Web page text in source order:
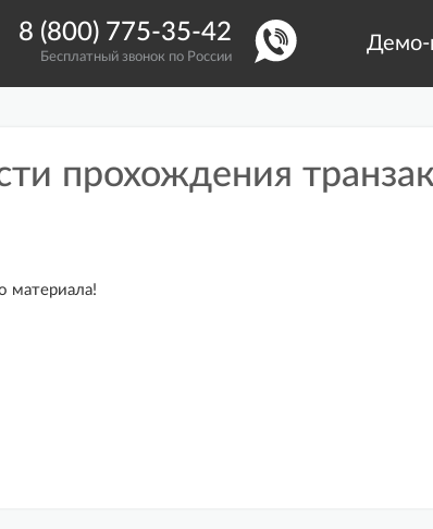
8 (800) 775-35-42
Бесплатный звонок по России
Демо-
прохождения
материала!